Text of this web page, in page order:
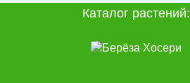
Каталог растений: